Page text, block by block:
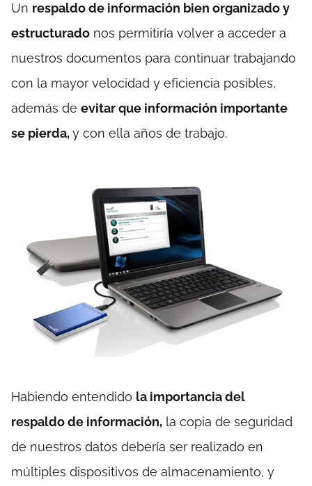
Un respaldo de información bien organizado y
estructurado nos permitiría volver a acceder a
nuestros documentos para continuar trabajando
con la mayor velocidad y eficiencia posibles,
además de evitar que información importante
se pierda,y con ella años de trabajo.
Habiendo entendido la importancia del
respaldo de información, la copia de seguridad
de nuestros datos debería ser realizado en
múltiples dispositivos de almacenamiento, y